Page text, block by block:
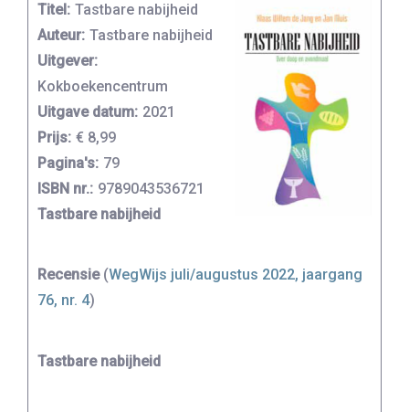
Titel: Tastbare nabijheid
Auteur: Tastbare nabijheid
Uitgever:
Kokboekencentrum
Uitgave datum: 2021
Prijs: € 8,99
Pagina's: 79
ISBN nr.: 9789043536721
Tastbare nabijheid
Recensie(WegWijs juli/augustus 2022, jaargang
76, nr. 4)
Tastbare nabijheid